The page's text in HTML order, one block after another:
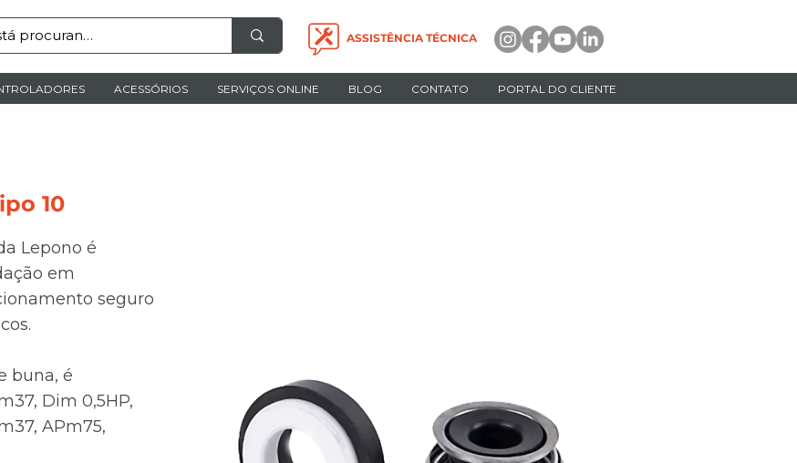
ASSISTÊNCIA TÉCNICA
ACESSÓRIOS SERVIÇOS ONLINE BLOG CONTATO PORTAL DO CLIENTE
10
Lepono é
em
seguro
buna, é
Dim 0,5HP,
APm75,